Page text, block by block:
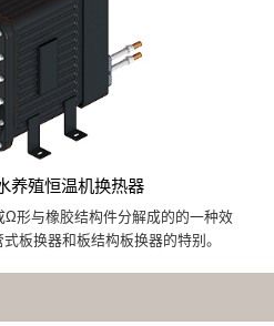
养殖恒温机换热器
Ω形与橡胶结构件分解成的的一种效
板换器和板结构板换器的特别。